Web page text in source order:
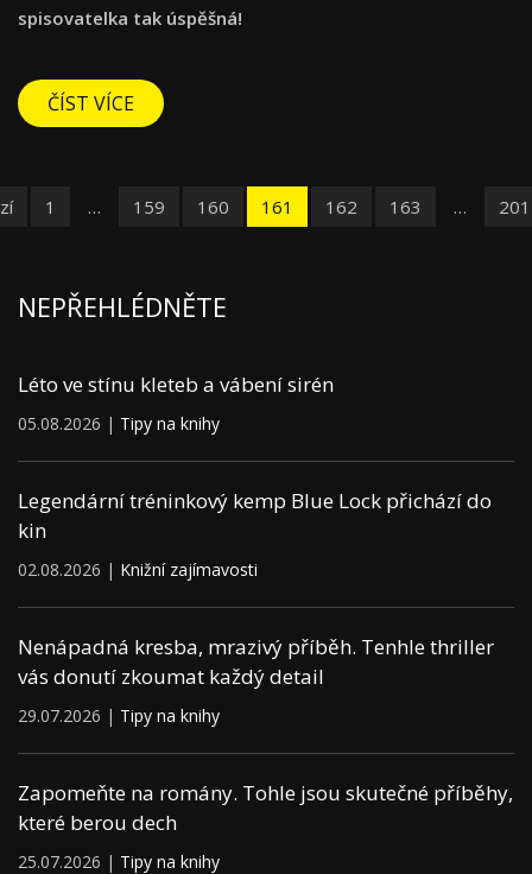
spisovatelka tak úspěšná!
ČÍST VÍCE
1 … 159 160 161 162 163 … 201
NEPŘEHLÉDNĚTE
Léto ve stínu kleteb a vábení sirén
05.08.2026 | Tipy na knihy
Legendární tréninkový kemp Blue Lock přichází do
kin
02.08.2026 | Knižní zajímavosti
Nenápadná kresba, mrazivý příběh. Tenhle thriller
vás donutí zkoumat každý detail
29.07.2026 | Tipy na knihy
Zapomeňte na romány. Tohle jsou skutečné příběhy,
které berou dech
25.07.2026 | Tipy na knihy